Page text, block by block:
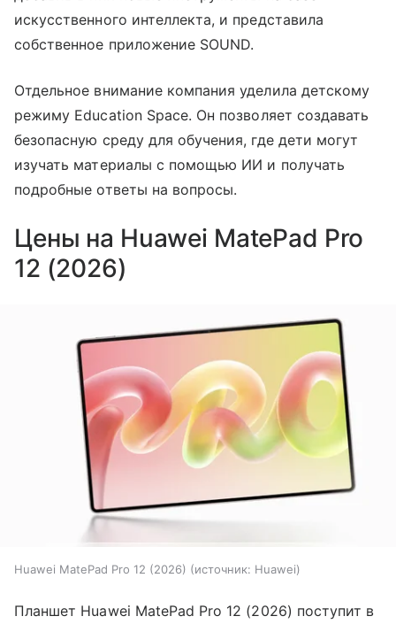
искусственного интеллекта, и представила
собственное приложение SOUND.
Отдельное внимание компания уделила детскому
режиму Education Space. Он позволяет создавать
безопасную среду для обучения, где дети могут
изучать материалы с помощью ИИ и получать
подробные ответы на вопросы.
Цены на Huawei MatePad Pro
12 (2026)
Huawei MatePad Pro 12 (2026) источник: Huawei
Планшет Huawei MatePad Pro 12 (2026) поступит в